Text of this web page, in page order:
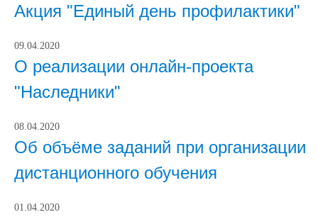
Акция "Единый день профилактики"
09.04.2020
О реализации онлайн-проекта
"Наследники"
08.04.2020
Об объёме заданий при организации
дистанционного обучения
01.04.2020